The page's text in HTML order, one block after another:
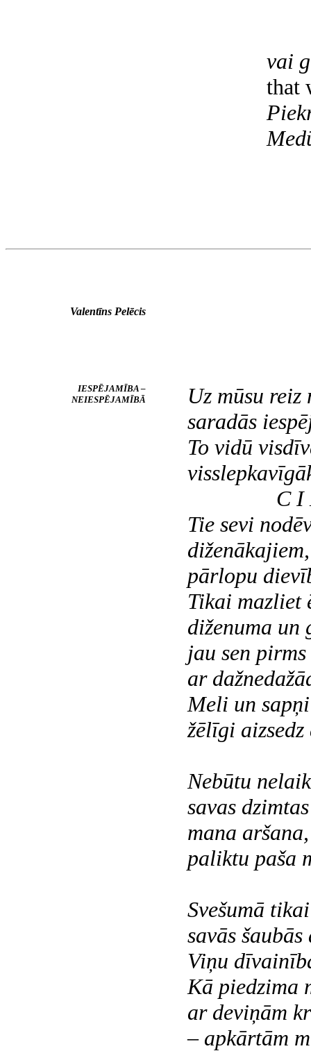
vai
that
Valentīns Pelēcis
IESPĒJAMĪBA –
NEIESPĒJAMĪBĀ
Uz mūsu reiz
saradās
To vidū
C I L
Tie sevi
pārlopu
Tikai mazliet
diženuma
jau sen
ar
Meli un
žēlīgi aizsedz
Nebūtu
savas
mana
paliktu paša
Svešumā
savās
Viņu
Kā piedzima
ar deviņām
– apkārtām